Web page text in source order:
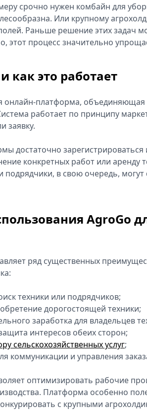
срочно нужен комбайн для
Или крупному
Раньше решение этих задач
этот процесс значительно
как это работает
онлайн-платформа, объединяющая
работает по принципу
заявку.
достаточно зарегистрироваться
конкретных работ или аренду
в свою очередь, могут
AgroGo
ряд существенных
техники или подрядчиков;
дорогостоящей техники;
заработка для владельцев
интересов обеих сторон;
сельскохозяйственных услуг;
коммуникации и управления
оптимизировать рабочие
Платформа особенно
с крупными